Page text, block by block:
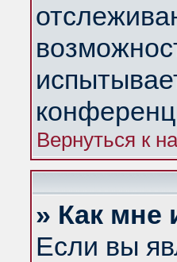
Вернуться к
» Как мне
Если вы